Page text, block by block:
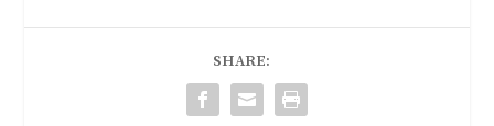
SHARE: